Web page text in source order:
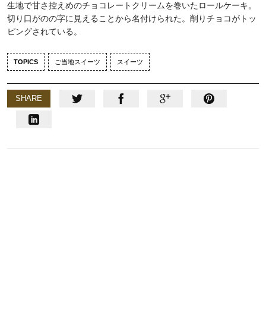
生地で甘さ控えめのチョコレートクリームを巻いたロールケーキ。
切り口がのの字に見えることから名付けられた。削りチョコがトッ
ピングされている。
TOPICS ご当地スイーツ スイーツ
SHARE